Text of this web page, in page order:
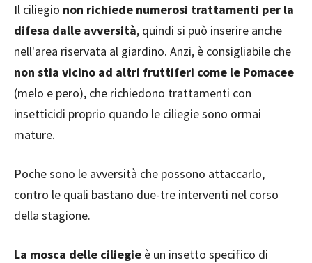
Il ciliegio non richiede numerosi trattamenti per la
difesa dalle avversità, quindi si può inserire anche
nell'area riservata al giardino. Anzi, è consigliabile che
non stia vicino ad altri fruttiferi come le Pomacee
(melo e pero), che richiedono trattamenti con
insetticidi proprio quando le ciliegie sono ormai
mature.
Poche sono le avversità che possono attaccarlo,
contro le quali bastano due-tre interventi nel corso
della stagione.
La mosca delle ciliegie è un insetto specifico di